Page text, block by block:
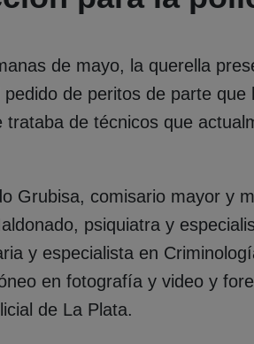
de mayo, la querella
pedido de peritos de parte
trataba de técnicos que
Grubisa, comisario mayor y
psiquiatra y
y especialista en
en fotografía y video y
de La Plata.